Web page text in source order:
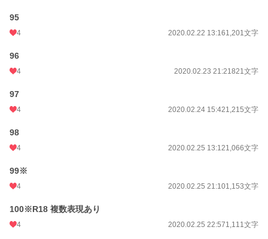
95
4 2020.02.22 13:161,201文字
96
4 2020.02.23 21:21821文字
97
4 2020.02.24 15:421,215文字
98
4 2020.02.25 13:121,066文字
99※
4 2020.02.25 21:101,153文字
100※R18 複数表現あり
4 2020.02.25 22:571,111文字